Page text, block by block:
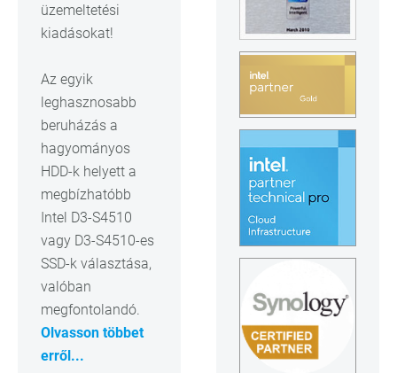
üzemeltetési
kiadásokat!
Az egyik
leghasznosabb
beruházás a
hagyományos
HDD-k helyett a
megbízhatóbb
Intel D3-S4510
vagy D3-S4510-es
SSD-k választása,
valóban
megfontolandó.
Olvasson többet
erről...